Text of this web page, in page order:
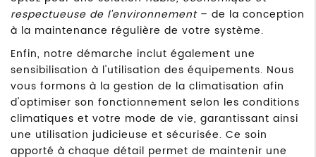
respectueuse de l'environnement– de la conception
à la maintenance régulière de votre système.
Enfin, notre démarche inclut également une
sensibilisation à l'utilisation des équipements. Nous
vous formons à la gestion de la climatisation afin
d'optimiser son fonctionnement selon les conditions
climatiques et votre mode de vie, garantissant ainsi
une utilisation judicieuse et sécurisée. Ce soin
apporté à chaque détail permet de maintenir une